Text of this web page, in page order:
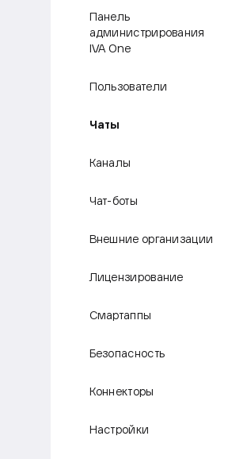
Панель
администрирования
IVA One
Пользователи
Чаты
Каналы
Чат-боты
Внешние организации
Лицензирование
Смартаппы
Безопасность
Коннекторы
Настройки